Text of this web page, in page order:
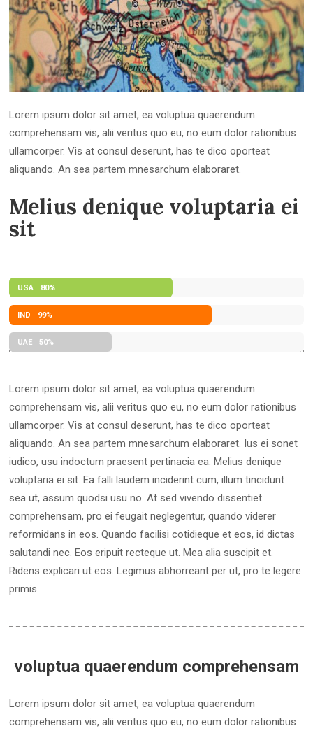
Lorem ipsum dolor sit amet, ea voluptua quaerendum
comprehensam vis, alii veritus quo eu, no eum dolor rationibus
ullamcorper. Vis at consul deserunt, has te dico oporteat
aliquando. An sea partem mnesarchum elaboraret.
Melius denique voluptaria ei
sit
USA 80%
IND 99%
UAE 50%
Lorem ipsum dolor sit amet, ea voluptua quaerendum
comprehensam vis, alii veritus quo eu, no eum dolor rationibus
ullamcorper. Vis at consul deserunt, has te dico oporteat
aliquando. An sea partem mnesarchum elaboraret. Ius ei sonet
iudico, usu indoctum praesent pertinacia ea. Melius denique
voluptaria ei sit. Ea falli laudem inciderint cum, illum tincidunt
sea ut, assum quodsi usu no. At sed vivendo dissentiet
comprehensam, pro ei feugait neglegentur, quando viderer
reformidans in eos. Quando facilisi cotidieque et eos, id dictas
salutandi nec. Eos eripuit recteque ut. Mea alia suscipit et.
Ridens explicari ut eos. Legimus abhorreant per ut, pro te legere
primis.
voluptua quaerendum comprehensam
Lorem ipsum dolor sit amet, ea voluptua quaerendum
comprehensam vis, alii veritus quo eu, no eum dolor rationibus